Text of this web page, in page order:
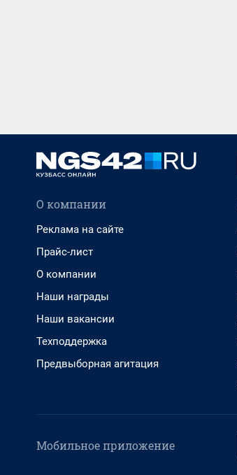
О компании
Реклама на сайте
Прайс-лист
О компании
Наши награды
Наши вакансии
Техподдержка
Предвыборная агитация
Мобильное приложение